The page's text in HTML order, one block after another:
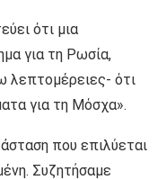
ότι μια
για τη Ρωσία,
λεπτομέρειες- ότι
για τη Μόσχα».
που επιλύεται
Συζητήσαμε